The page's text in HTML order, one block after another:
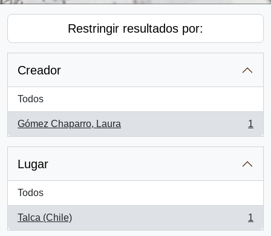
Restringir resultados por:
Creador
Todos
Gómez Chaparro, Laura
, 1 resultados
1
Lugar
Todos
Talca (Chile)
, 1 resultados
1